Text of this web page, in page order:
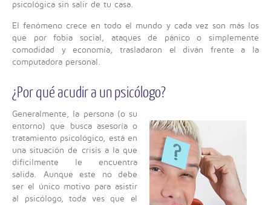
psicológica sin salir de tu casa.
El fenómeno crece en todo el mundo y cada vez son más los
que por fobia social, ataques de pánico o simplemente
comodidad y economía, trasladaron el diván frente a la
computadora personal.
¿Por qué acudir a un psicólogo?
Generalmente, la persona (o su
entorno) que busca asesoría o
tratamiento psicológico, está en
una situación de crisis a la que
difícilmente le encuentra
salida. Aunque este no debe
ser el único motivo para asistir
al psicólogo, toda ves que el